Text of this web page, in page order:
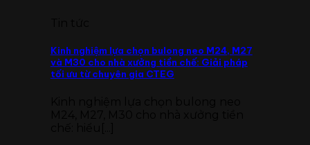
Kinh nghiệm lựa chọn bulong neo M24, M27
và M30 cho nhà xưởng tiền chế: Giải pháp
tối ưu từ chuyên gia CTEG